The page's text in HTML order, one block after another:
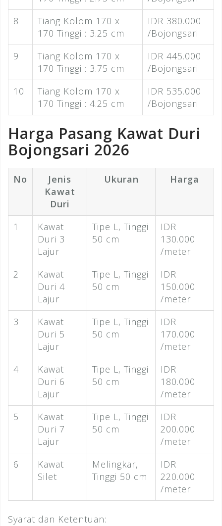
8
Tiang Kolom 170 x
170 Tinggi : 3.25 cm
IDR 380.000
/Bojongsari
9
Tiang Kolom 170 x
170 Tinggi : 3.75 cm
IDR 445.000
/Bojongsari
10
Tiang Kolom 170 x
170 Tinggi : 4.25 cm
IDR 535.000
/Bojongsari
Harga Pasang Kawat Duri
Bojongsari 2026
No
Jenis
Kawat
Duri
Ukuran Harga
1
Kawat
Duri 3
Lajur
Tipe L, Tinggi
50 cm
IDR
130.000
/meter
2
Kawat
Duri 4
Lajur
Tipe L, Tinggi
50 cm
IDR
150.000
/meter
3
Kawat
Duri 5
Lajur
Tipe L, Tinggi
50 cm
IDR
170.000
/meter
4
Kawat
Duri 6
Lajur
Tipe L, Tinggi
50 cm
IDR
180.000
/meter
5
Kawat
Duri 7
Lajur
Tipe L, Tinggi
50 cm
IDR
200.000
/meter
6
Kawat
Silet
Melingkar,
Tinggi 50 cm
IDR
220.000
/meter
Syarat dan Ketentuan: